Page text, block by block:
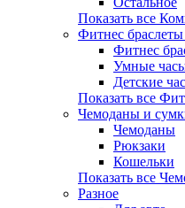
Показать все
Фитнес
Фитнес
Умные
Детские
Показать все
Чемоданы и
Чемоданы
Рюкзаки
Кошельки
Показать все
Разное